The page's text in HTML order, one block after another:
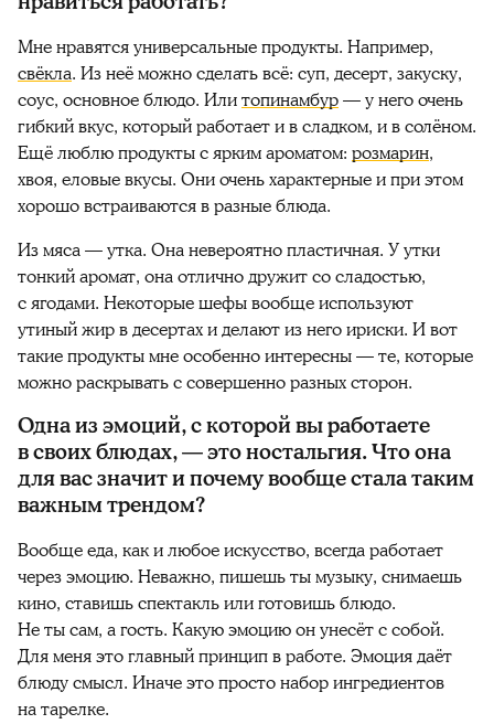
Мне нравятся универсальные продукты. Например,
свёкла. Из неё можно сделать всё: суп, десерт, закуску,
соус, основное блюдо. Илитопинамбур— у него очень
гибкий вкус, который работает и в сладком, и в солёном.
Ещё люблю продукты с ярким ароматом: розмарин,
хвоя, еловые вкусы. Они очень характерные и при этом
хорошо встраиваются в разные блюда.
Из мяса — утка. Она невероятно пластичная. У утки
тонкий аромат, она отлично дружит со сладостью,
с ягодами. Некоторые шефы вообще используют
утиный жир в десертах и делают из него ириски. И вот
такие продукты мне особенно интересны — те, которые
можно раскрывать с совершенно разных сторон.
Одна из эмоций, с которой вы работаете
в своих блюдах,—это ностальгия. Что она
для вас значит и почему вообще стала таким
важным трендом?
Вообще еда, как и любое искусство, всегда работает
через эмоцию. Неважно, пишешь ты музыку, снимаешь
кино, ставишь спектакль или готовишь блюдо.
Не ты сам, а гость. Какую эмоцию он унесёт с собой.
Для меня это главный принцип в работе. Эмоция даёт
блюду смысл. Иначе это просто набор ингредиентов
на тарелке.